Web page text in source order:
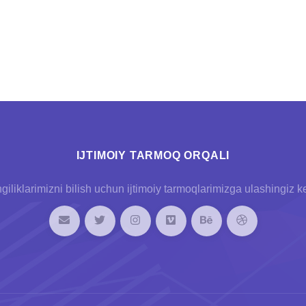
IJTIMOIY TARMOQ ORQALI
bilish uchun ijtimoiy tarmoqlarimizga ulashingiz